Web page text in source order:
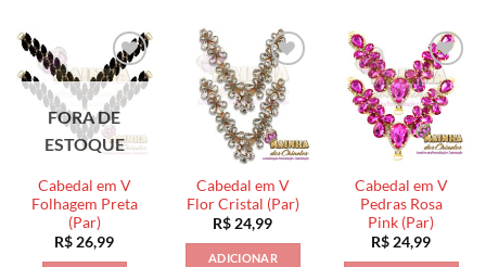
FORA DE
ESTOQUE
Cabedal em V
Folhagem Preta
(Par)
R$26,99
Cabedal em V
Flor Cristal (Par)
R$24,99
ADICIONAR
Cabedal em V
Pedras Rosa
Pink (Par)
R$24,99